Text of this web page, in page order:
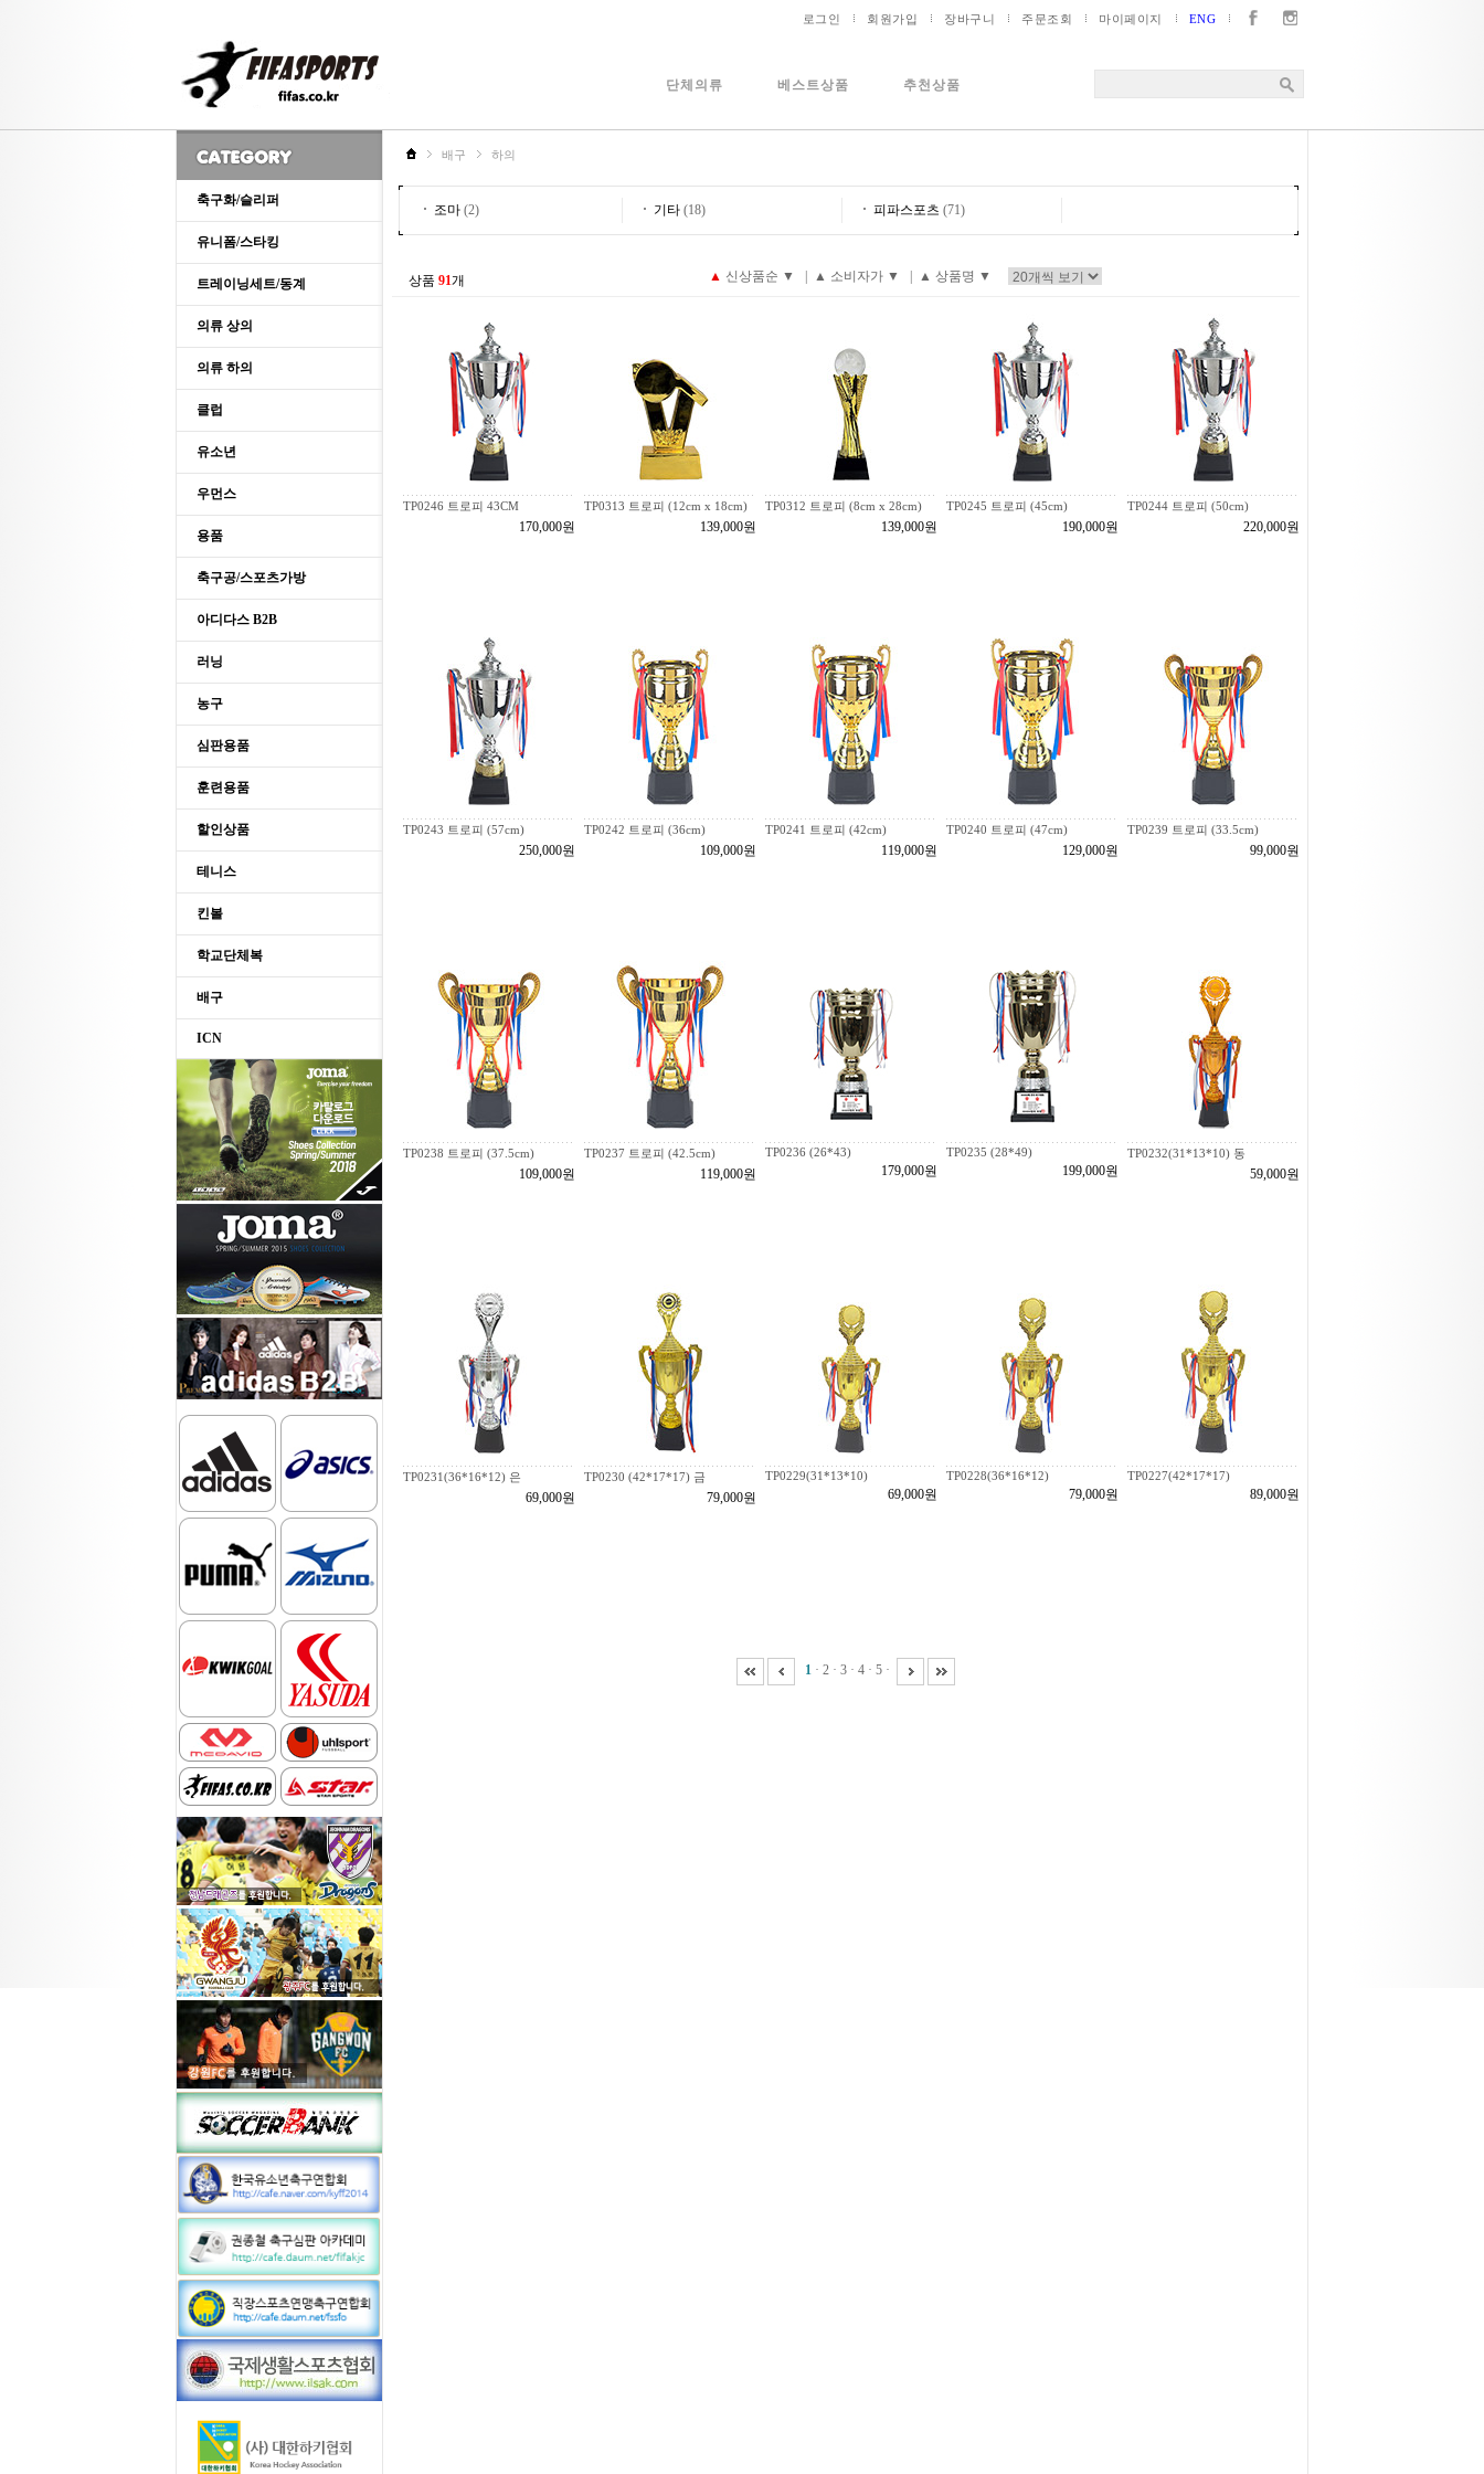
로그인 회원가입 장바구니 주문조회 마이페이지 ENG
단체의류 베스트상품 추천상품
축구화/슬리퍼
유니폼/스타킹
트레이닝세트/동계
의류 상의
의류 하의
클럽
유소년
우먼스
용품
축구공/스포츠가방
아디다스 B2B
러닝
농구
심판용품
훈련용품
할인상품
테니스
킨볼
학교단체복
배구
ICN
배구 하의
조마(2) 기타(18) 피파스포츠 (71)
상품 91개 ▲ 신상품순 ▼ ▲ 소비자가 ▼ ▲ 상품명 ▼
TP0246 트로피 43CM
170,000원
TP0313 트로피 (12cm x 18cm)
139,000원
TP0312 트로피 (8cm x 28cm)
139,000원
TP0245 트로피 (45cm)
190,000원
TP0244 트로피 (50cm)
220,000원
TP0243 트로피 (57cm)
250,000원
TP0242 트로피 (36cm)
109,000원
TP0241 트로피 (42cm)
119,000원
TP0240 트로피 (47cm)
129,000원
TP0239 트로피 (33.5cm)
99,000원
TP0238 트로피 (37.5cm)
109,000원
TP0237 트로피 (42.5cm)
119,000원
TP0236 (26*43)
179,000원
TP0235 (28*49)
199,000원
TP0232(31*13*10) 동
59,000원
TP0231(36*16*12) 은
69,000원
TP0230 (42*17*17) 금
79,000원
TP0229(31*13*10)
69,000원
TP0228(36*16*12)
79,000원
TP0227(42*17*17)
89,000원
1· 2· 3· 4· 5·